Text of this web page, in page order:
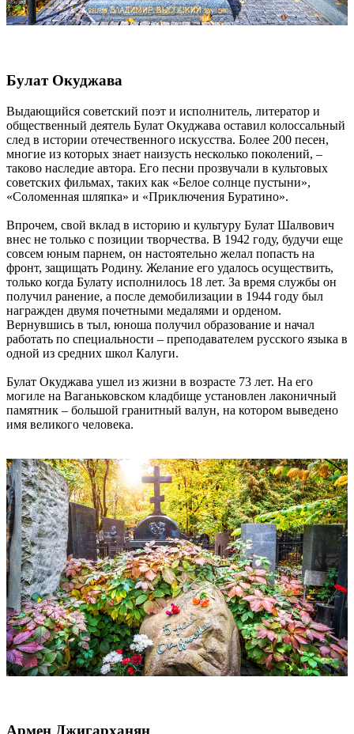
Булат Окуджава
Выдающийся советский поэт и исполнитель, литератор и
общественный деятель Булат Окуджава оставил колоссальный
след в истории отечественного искусства. Более 200 песен,
многие из которых знает наизусть несколько поколений, –
таково наследие автора. Его песни прозвучали в культовых
советских фильмах, таких как «Белое солнце пустыни»,
«Соломенная шляпка» и «Приключения Буратино».
Впрочем, свой вклад в историю и культуру Булат Шалвович
внес не только с позиции творчества. В 1942 году, будучи еще
совсем юным парнем, он настоятельно желал попасть на
фронт, защищать Родину. Желание его удалось осуществить,
только когда Булату исполнилось 18 лет. За время службы он
получил ранение, а после демобилизации в 1944 году был
награжден двумя почетными медалями и орденом.
Вернувшись в тыл, юноша получил образование и начал
работать по специальности – преподавателем русского языка в
одной из средних школ Калуги.
Булат Окуджава ушел из жизни в возрасте 73 лет. На его
могиле на Ваганьковском кладбище установлен лаконичный
памятник – большой гранитный валун, на котором выведено
имя великого человека.
Армен Джигарханян